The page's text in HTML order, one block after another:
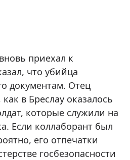
приехал к
что убийца
документам. Отец
в Бреслау оказалось
которые служили на
Если коллаборант был
его отпечатки
госбезопасности